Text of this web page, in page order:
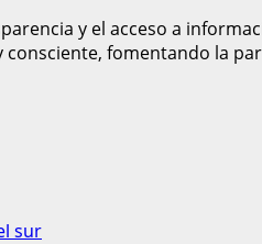
y el acceso a
fomentando la
sur